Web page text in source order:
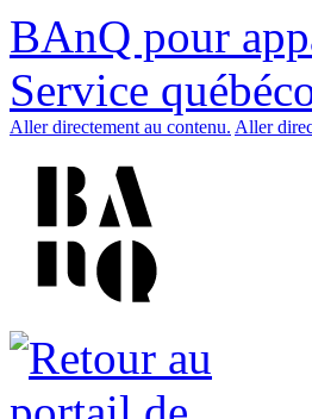
BAnQ pour
Service
Aller directement au contenu. Aller